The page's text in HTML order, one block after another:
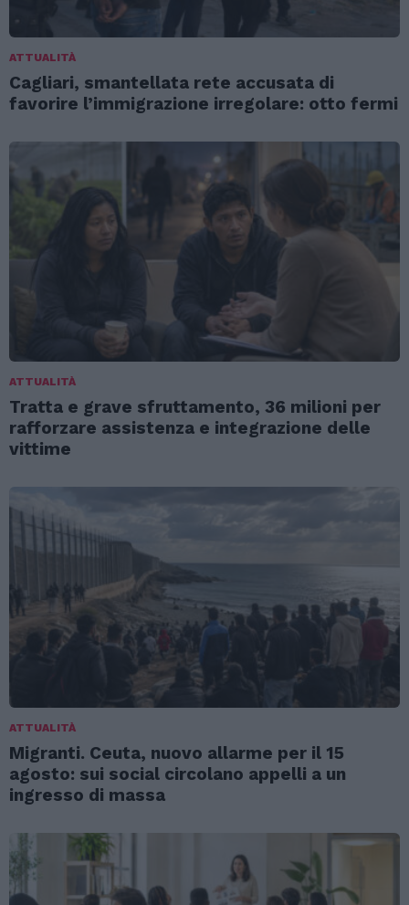
ATTUALITÀ
Cagliari, smantellata rete accusata di
favorire l’immigrazione irregolare: otto fermi
ATTUALITÀ
Tratta e grave sfruttamento, 36 milioni per
rafforzare assistenza e integrazione delle
vittime
ATTUALITÀ
Migranti. Ceuta, nuovo allarme per il 15
agosto: sui social circolano appelli a un
ingresso di massa